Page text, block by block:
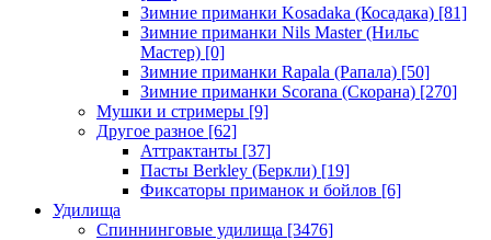
Зимние приманки Kosadaka (Косадака) [81]
Зимние приманки Nils Master (Нильс
Мастер) [0]
Зимние приманки Rapala (Рапала) [50]
Зимние приманки Scorana (Скорана) [270]
Мушки и стримеры [9]
Другое разное [62]
Аттрактанты [37]
Пасты Berkley (Беркли) [19]
Фиксаторы приманок и бойлов [6]
Удилища
Спиннинговые удилища [3476]